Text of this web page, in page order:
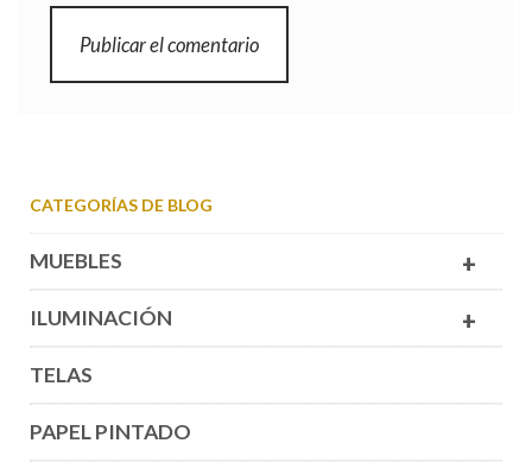
CATEGORÍAS DE BLOG
+
MUEBLES
+
ILUMINACIÓN
TELAS
PAPEL PINTADO